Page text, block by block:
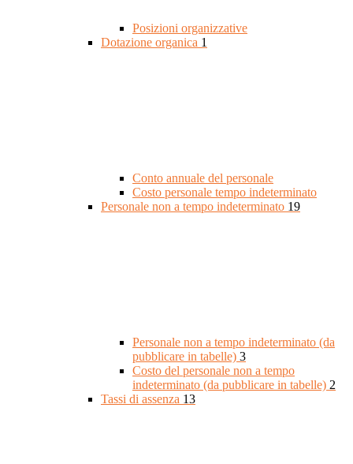
Posizioni organizzative
Dotazione organica 1
Conto annuale del personale
Costo personale tempo indeterminato
Personale non a tempo indeterminato 19
Personale non a tempo indeterminato (da
pubblicare in tabelle) 3
Costo del personale non a tempo
indeterminato (da pubblicare in tabelle) 2
Tassi di assenza 13